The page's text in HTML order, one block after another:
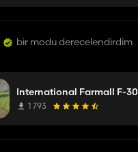
bir modu derecelendirdim
International Farmall F-30
1 793